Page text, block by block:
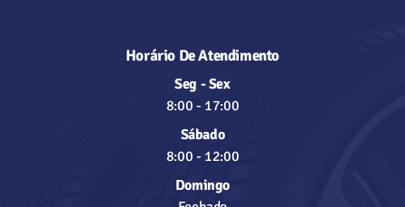
Horário De Atendimento
Seg - Sex
8:00 - 17:00
Sábado
8:00 - 12:00
Domingo